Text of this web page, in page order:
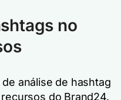
no
análise de hashtag
do Brand24.